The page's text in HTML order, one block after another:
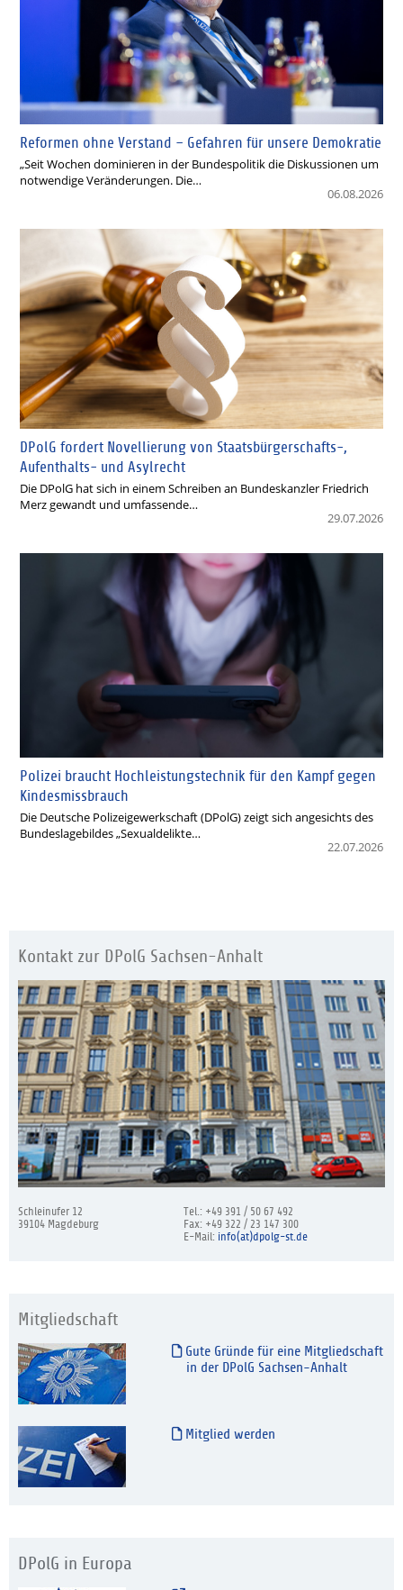
Reformen ohne Verstand – Gefahren für unsere Demokratie
„Seit Wochen dominieren in der Bundespolitik die Diskussionen um
notwendige Veränderungen. Die…
06.08.2026
DPolG fordert Novellierung von Staatsbürgerschafts-,
Aufenthalts- und Asylrecht
Die DPolG hat sich in einem Schreiben an Bundeskanzler Friedrich
Merz gewandt und umfassende…
29.07.2026
Polizei braucht Hochleistungstechnik für den Kampf gegen
Kindesmissbrauch
Die Deutsche Polizeigewerkschaft (DPolG) zeigt sich angesichts des
Bundeslagebildes „Sexualdelikte…
22.07.2026
Kontakt zur DPolG Sachsen-Anhalt
Schleinufer 12
39104 Magdeburg
Tel.: +49 391 / 50 67 492
Fax: +49 322 / 23 147 300
E-Mail: info(at)dpolg-st.de
Mitgliedschaft
Gute Gründe für eine Mitgliedschaft
in der DPolG Sachsen-Anhalt
Mitglied werden
DPolG in Europa